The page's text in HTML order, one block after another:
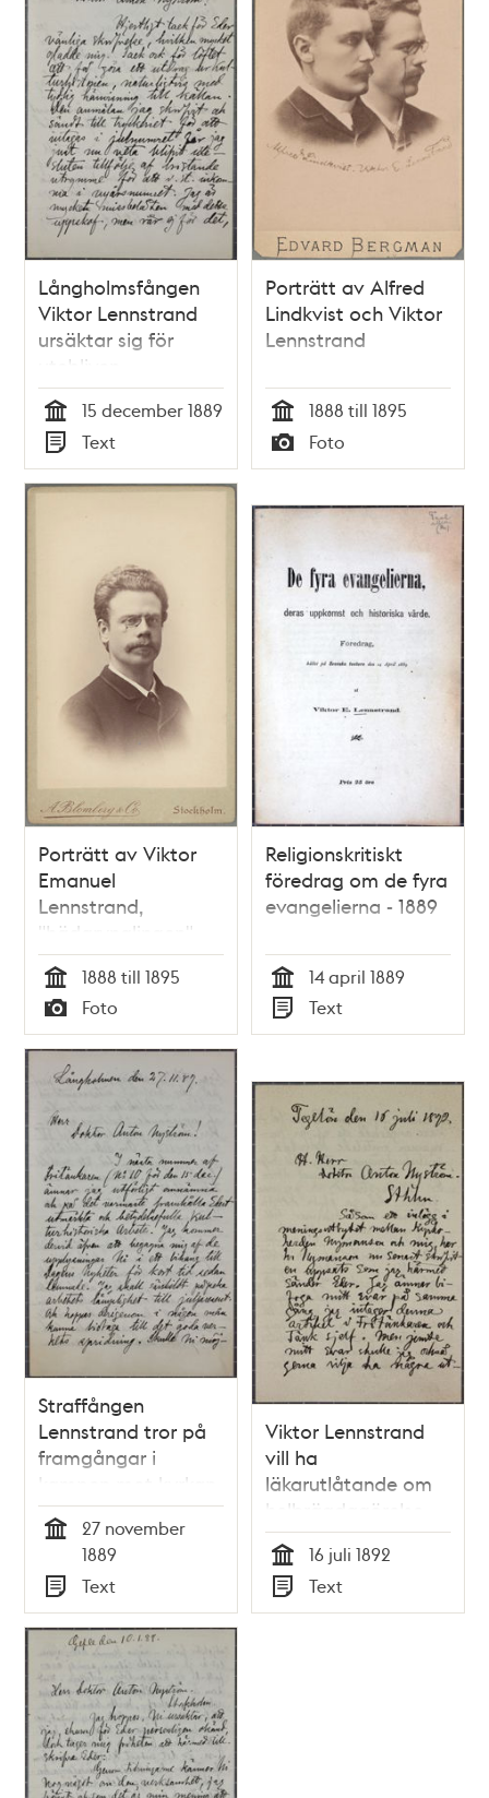
Långholmsfången
Viktor Lennstrand
ursäktar sig för
utebliven
bokrecension - brev
till Dr Nyström 1889
Tid
15 december 1889
Typ
Text
Porträtt av Alfred
Lindkvist och Viktor
Lennstrand
Tid
1888 till 1895
Typ
Foto
Porträtt av Viktor
Emanuel
Lennstrand,
"hädarynglingen"
Tid
1888 till 1895
Typ
Foto
Religionskritiskt
föredrag om de fyra
evangelierna - 1889
Tid
14 april 1889
Typ
Text
Straffången
Lennstrand tror på
framgångar i
kampen mot kyrkan
- brev till Dr
Nyström 1889
27 november
1889
Typ
Text
Viktor Lennstrand
vill ha
läkarutlåtande om
helbrägdagörelse -
brev till Dr Nyström
1892
Tid
16 juli 1892
Typ
Text